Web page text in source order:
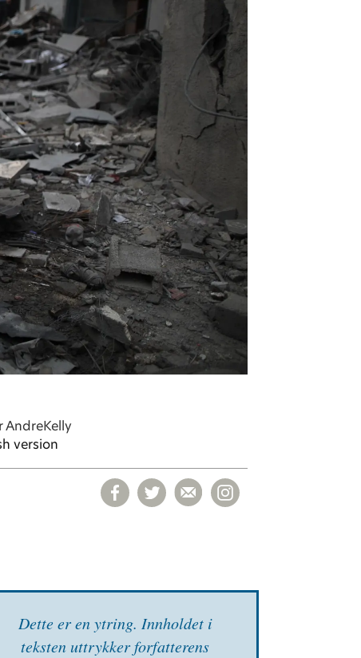
AndreKelly
version
Dette er en ytring. Inn­holdet i
teksten uttrykker forfatterens